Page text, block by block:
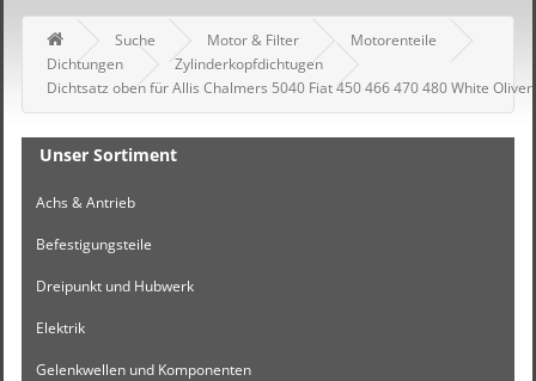
Suche Motor & Filter
Motorenteile
Dichtungen
Zylinderkopfdichtugen
Dichtsatz oben für Allis Chalmers 5040 Fiat 450 466 470 480 White
Unser Sortiment
Achs & Antrieb
Befestigungsteile
Dreipunkt und Hubwerk
Elektrik
Gelenkwellen und Komponenten